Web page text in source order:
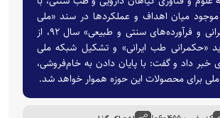
موجود میان اهداف و عملکرد‌ها در سند «ملی
حکمرانی طب ایرانی و فرآورده‌های سنتی و طبیعی» سال ۹۲، از
«حکمرانی طب ایرانی» و تشکیل شبکه ملی
خبر داد و گفت: با پایان دادن به خام‌فروشی،
برای محصولات این حوزه هموار خواهد شد.